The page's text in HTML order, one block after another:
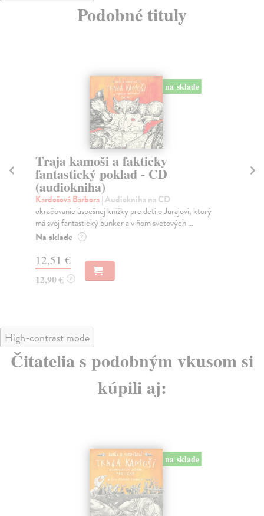
Podobné tituly
na sklade
Traja kamoši a fakticky
fantastický poklad - CD
(audiokniha)
Kardošová Barbora| Audiokniha na CD
okračovanie úspešnej knižky pre deti o Jurajovi, ktorý
má svoj fantastický bunker a v ňom svetových ...
Na sklade ?
12,51 €
12,90 € ?
High-contrast mode
Čitatelia s podobným vkusom si
kúpili aj:
na sklade